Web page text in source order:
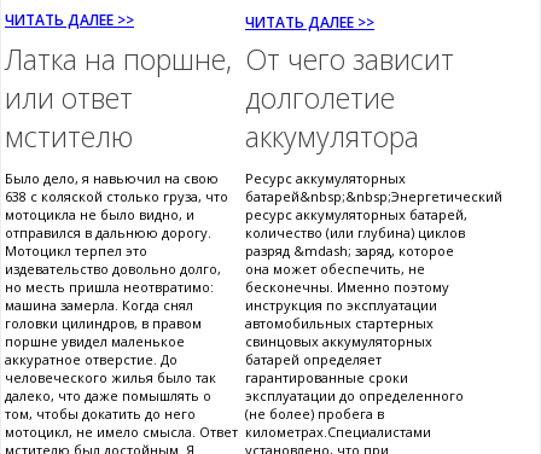
ЧИТАТЬ ДАЛЕЕ >> ЧИТАТЬ ДАЛЕЕ >>
Латка на поршне,
или ответ
мстителю
Было дело, я навьючил на свою
638 с коляской столько груза, что
мотоцикла не было видно, и
отправился в дальнюю дорогу.
Мотоцикл терпел это
издевательство довольно долго,
но месть пришла неотвратимо:
машина замерла. Когда снял
головки цилиндров, в правом
поршне увидел маленькое
аккуратное отверстие. До
человеческого жилья было так
далеко, что даже помышлять о
том, чтобы докатить до него
мотоцикл, не имело смысла. Ответ
мстителю был достойным. Я
От чего зависит
долголетие
аккумулятора
Ресурс аккумуляторных
батарей&nbsp;&nbsp;Энергетический
ресурс аккумуляторных батарей,
количество (или глубина) циклов
разряд &mdash; заряд, которое
она может обеспечить, не
бесконечны. Именно поэтому
инструкция по эксплуатации
автомобильных стартерных
свинцовых аккумуляторных
батарей определяет
гарантированные сроки
эксплуатации до определенного
(не более) пробега в
километрах.Специалистами
установлено, что при